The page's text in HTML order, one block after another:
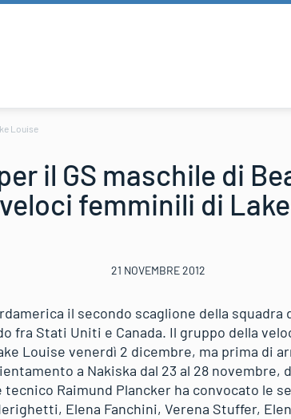
Louise
il GS maschile di
femminili di
21 NOVEMBRE 2012
il secondo scaglione della
fra Stati Uniti e Canada. Il gruppo della
Louise venerdì 2 dicembre, ma prima di
a Nakiska dal 23 al 28 novembre,
Raimund Plancker ha convocato le
Elena Fanchini, Verena Stuffer,